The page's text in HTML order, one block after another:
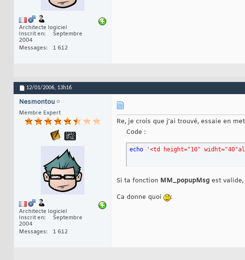
Architecte logiciel
Inscrit en
Septembre
2004
Messages
1 612
12/01/2006, 13h16
Nesmontou
Membre Expert
Architecte logiciel
Inscrit en
Septembre
2004
Messages
1 612
Re, je crois que j'ai trouvé, essaie en
Code :
echo '<td height="10"
Si ta fonction MM_popupMsg est
Ca donne quoi
: